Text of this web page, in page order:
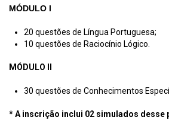
MÓDULO I
20 questões de Língua Portuguesa;
10 questões de Raciocínio Lógico.
MÓDULO II
30 questões de Conhecimentos
* A inscrição inclui 02 simulados desse